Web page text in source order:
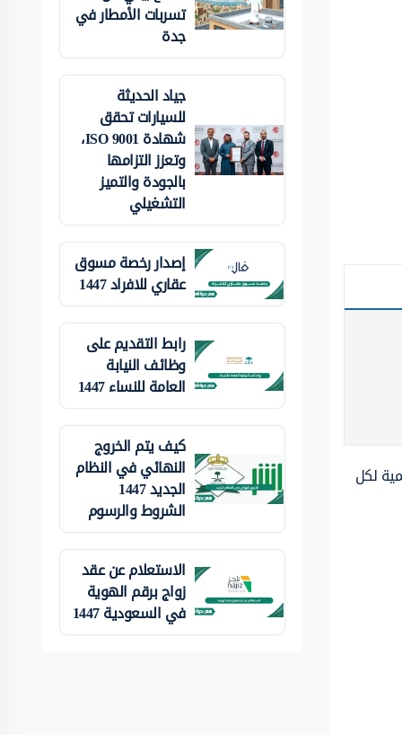
لكل
تسربات الأمطار في
جدة
جياد الحديثة
للسيارات تحقق
شهادة ISO 9001،
وتعزز التزامها
بالجودة والتميز
التشغيلي
إصدار رخصة مسوق
عقاري للافراد 1447
رابط التقديم على
وظائف النيابة
العامة للنساء 1447
كيف يتم الخروج
النهائي في النظام
الجديد 1447
الشروط والرسوم
الاستعلام عن عقد
زواج برقم الهوية
في السعودية 1447